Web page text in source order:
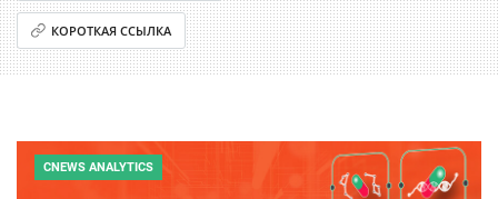
КОРОТКАЯ ССЫЛКА
CNEWS ANALYTICS